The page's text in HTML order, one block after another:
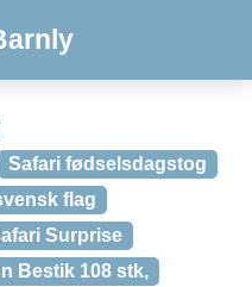
Safari fødselsdagstog
flag
Surprise
Bestik 108 stk,